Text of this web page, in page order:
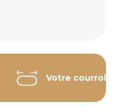
Votre courroie